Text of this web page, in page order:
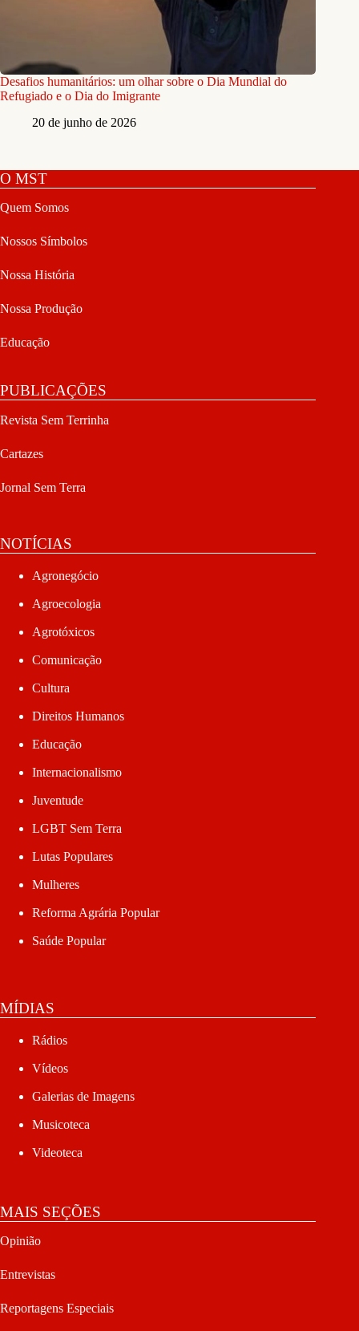
Desafios humanitários: um olhar sobre o Dia Mundial do
Refugiado e o Dia do Imigrante
20 de junho de 2026
O MST
Quem Somos
Nossos Símbolos
Nossa História
Nossa Produção
Educação
PUBLICAÇÕES
Revista Sem Terrinha
Cartazes
Jornal Sem Terra
NOTÍCIAS
Agronegócio
Agroecologia
Agrotóxicos
Comunicação
Cultura
Direitos Humanos
Educação
Internacionalismo
Juventude
LGBT Sem Terra
Lutas Populares
Mulheres
Reforma Agrária Popular
Saúde Popular
MÍDIAS
Rádios
Vídeos
Galerias de Imagens
Musicoteca
Videoteca
MAIS SEÇÕES
Opinião
Entrevistas
Reportagens Especiais